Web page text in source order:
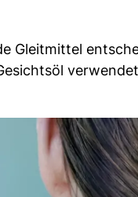
Gleitmittel